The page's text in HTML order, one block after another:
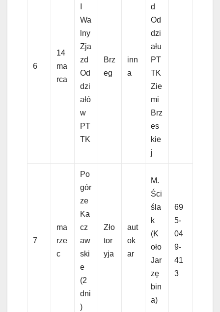
6
14
ma
rca
Wa
lny
Zja
zd
Od
dzi
ałó
w
PT
TK
Brz
eg
inn
a
d
Od
dzi
ału
PT
TK
Zie
mi
Brz
es
kie
j
7
ma
rze
c
Po
gór
ze
Ka
cz
aw
ski
e
(2
dni
)
Zło
tor
yja
aut
ok
ar
M.
Ści
śla
k
(K
oło
Jar
zę
bin
a)
69
5-
04
9-
41
3